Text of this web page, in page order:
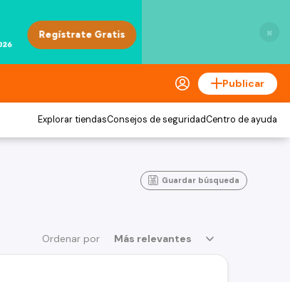
×
Publicar
Explorar tiendasConsejos de seguridadCentro de ayuda
Guardar búsqueda
Ordenar por Más relevantes